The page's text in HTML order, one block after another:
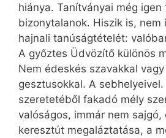
hiánya. Tanítványai még igen
bizonytalanok. Hiszik is, nem
hajnali tanúságtételét:
A győztes Üdvözítő különös
Nem édeskés szavakkal
gesztusokkal. A
szeretetéből fakadó mély
valóságos, immár nem sajgó,
keresztút megaláztatása, a